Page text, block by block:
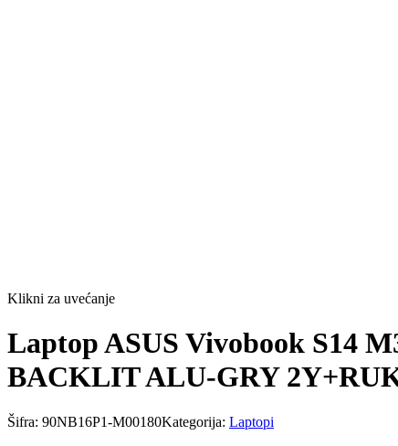
Klikni za uvećanje
Laptop ASUS Vivobook S14
BACKLIT ALU-GRY
Šifra: 90NB16P1-M00180Kategorija: Laptopi